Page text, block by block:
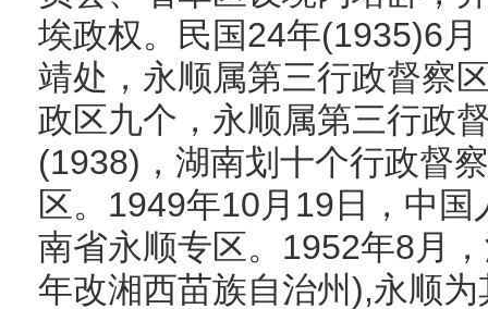
埃政权。民国24年(1935)6
靖处，永顺属第三行政督察
政区九个，永顺属第三行政
(1938)，湖南划十个行政督
区。1949年10月19日，中
南省永顺专区。1952年8月
年改湘西苗族自治州),永顺